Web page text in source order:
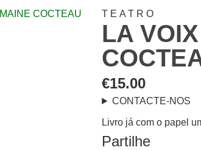
TEATRO
LA
€15.00
CONTACTE-NOS
Livro já com o papel
Partilhe